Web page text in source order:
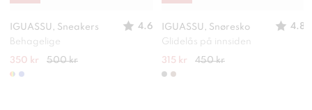
IGUASSU, Sneakers
4.6
Behagelige
350 kr 500 kr
IGUASSU, Snøresko
4.8
Glidelås på innsiden
315 kr 450 kr